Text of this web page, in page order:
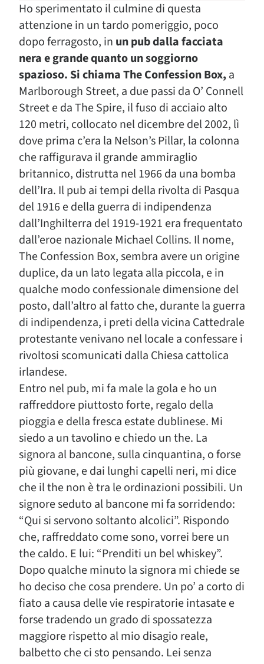
Ho sperimentato il culmine di questa
attenzione in un tardo pomeriggio, poco
dopo ferragosto, in un pub dalla facciata
nera e grande quanto un soggiorno
spazioso. Si chiama The Confession Box, a
Marlborough Street, a due passi da O’ Connell
Street e da The Spire, il fuso di acciaio alto
120 metri, collocato nel dicembre del 2002, lì
dove prima c’era la Nelson’s Pillar, la colonna
che raffigurava il grande ammiraglio
britannico, distrutta nel 1966 da una bomba
dell’Ira. Il pub ai tempi della rivolta di Pasqua
del 1916 e della guerra di indipendenza
dall’Inghilterra del 1919-1921 era frequentato
dall’eroe nazionale Michael Collins. Il nome,
The Confession Box, sembra avere un origine
duplice, da un lato legata alla piccola, e in
qualche modo confessionale dimensione del
posto, dall’altro al fatto che, durante la guerra
di indipendenza, i preti della vicina Cattedrale
protestante venivano nel locale a confessare i
rivoltosi scomunicati dalla Chiesa cattolica
irlandese.
Entro nel pub, mi fa male la gola e ho un
raffreddore piuttosto forte, regalo della
pioggia e della fresca estate dublinese. Mi
siedo a un tavolino e chiedo un the. La
signora al bancone, sulla cinquantina, o forse
più giovane, e dai lunghi capelli neri, mi dice
che il the non è tra le ordinazioni possibili. Un
signore seduto al bancone mi fa sorridendo:
“Qui si servono soltanto alcolici”. Rispondo
che, raffreddato come sono, vorrei bere un
the caldo. E lui: “Prenditi un bel whiskey”.
Dopo qualche minuto la signora mi chiede se
ho deciso che cosa prendere. Un po’ a corto di
fiato a causa delle vie respiratorie intasate e
forse tradendo un grado di spossatezza
maggiore rispetto al mio disagio reale,
balbetto che ci sto pensando. Lei senza